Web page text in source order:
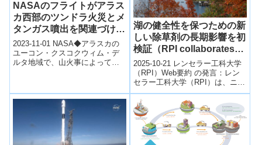
NASAのフライトがアラス
カ西部のツンドラ火災とメ
タンガス噴出を関連づける
(NASA Flights Link
Methane Plumes to
Tundra Fires in Western
2023-11-01 NASA◆アラスカの
ユーコン・クスコクウィム・デ
ルタ地域で、山火事によって焼
湖の健全性を保つための新
しい除草剤の長期影響を初
検証（RPI collaborates
on first-of-its-kind
research study to keep
New York lakes healthy）
2025-10-21 レンセラー工科大学
（RPI）Web要約 の発言：レン
セラー工科大学（RPI）は、ニュ
ーヨーク州の湖沼における新規
水生除草剤「フロルピラウキ...